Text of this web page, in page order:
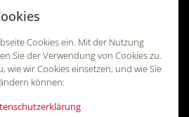
Cookies ein. Mit der Nutzung
Sie der Verwendung von Cookies zu.
wie wir Cookies einsetzen, und wie Sie
können: